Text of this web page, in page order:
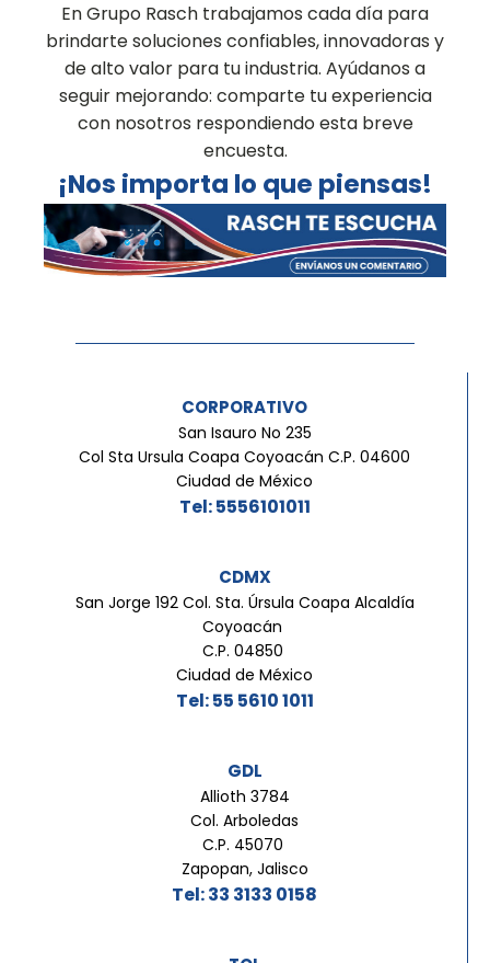
En Grupo Rasch trabajamos cada día para
brindarte soluciones confiables, innovadoras y
de alto valor para tu industria. Ayúdanos a
seguir mejorando: comparte tu experiencia
con nosotros respondiendo esta breve
encuesta.
¡Nos importa lo que piensas!
CORPORATIVO
San Isauro No 235
Col Sta Ursula Coapa Coyoacán C.P. 04600
Ciudad de México
Tel: 5556101011
CDMX
San Jorge 192 Col. Sta. Úrsula Coapa Alcaldía
Coyoacán
C.P. 04850
Ciudad de México
Tel: 55 5610 1011
GDL
Allioth 3784
Col. Arboledas
C.P. 45070
Zapopan, Jalisco
Tel: 33 3133 0158